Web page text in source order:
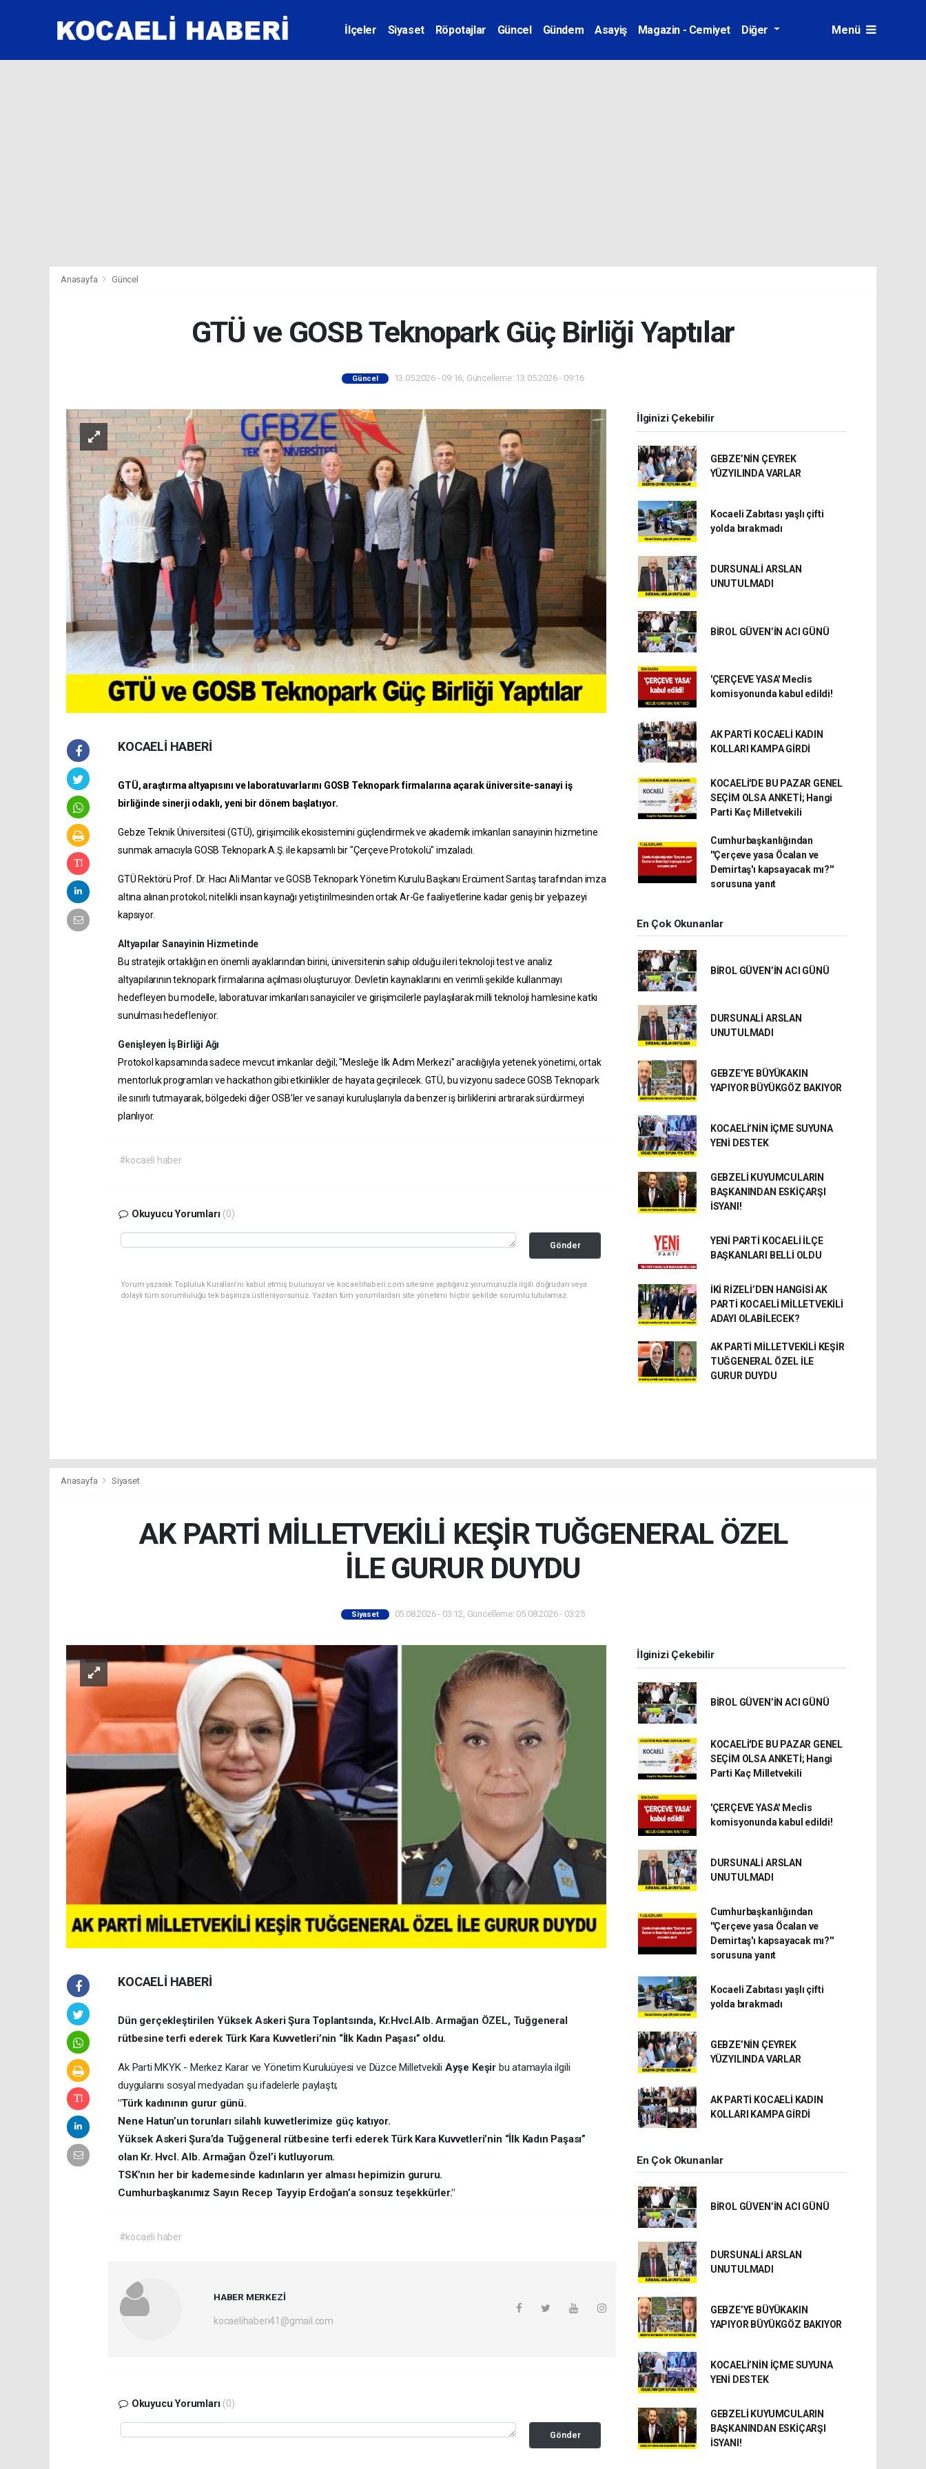
İlçeler Siyaset Röpotajlar Güncel Gündem Asayiş Magazin - Cemiyet Diğer Menü
Anasayfa Güncel
GTÜ ve GOSB Teknopark Güç Birliği Yaptılar
Güncel 13.05.2026 - 09:16, Güncelleme: 13.05.2026 - 09:16
KOCAELİ HABERİ
GTÜ, araştırma altyapısını ve laboratuvarlarını GOSB Teknopark firmalarına açarak üniversite-sanayi iş
birliğinde sinerji odaklı, yeni bir dönem başlatıyor.
Gebze Teknik Üniversitesi (GTÜ), girişimcilik ekosistemini güçlendirmek ve akademik imkanları sanayinin hizmetine
sunmak amacıyla GOSB Teknopark A.Ş. ile kapsamlı bir "Çerçeve Protokolü" imzaladı.
GTÜ Rektörü Prof. Dr. Hacı Ali Mantar ve GOSB Teknopark Yönetim Kurulu Başkanı Ercüment Sarıtaş tarafından imza
altına alınan protokol; nitelikli insan kaynağı yetiştirilmesinden ortak Ar-Ge faaliyetlerine kadar geniş bir yelpazeyi
kapsıyor.
Altyapılar Sanayinin Hizmetinde
Bu stratejik ortaklığın en önemli ayaklarından birini, üniversitenin sahip olduğu ileri teknoloji test ve analiz
altyapılarının teknopark firmalarına açılması oluşturuyor. Devletin kaynaklarını en verimli şekilde kullanmayı
hedefleyen bu modelle, laboratuvar imkanları sanayiciler ve girişimcilerle paylaşılarak milli teknoloji hamlesine katkı
sunulması hedefleniyor.
Genişleyen İş Birliği Ağı
Protokol kapsamında sadece mevcut imkanlar değil; "Mesleğe İlk Adım Merkezi" aracılığıyla yetenek yönetimi, ortak
mentorluk programları ve hackathon gibi etkinlikler de hayata geçirilecek. GTÜ, bu vizyonu sadece GOSB Teknopark
ile sınırlı tutmayarak, bölgedeki diğer OSB’ler ve sanayi kuruluşlarıyla da benzer iş birliklerini artırarak sürdürmeyi
planlıyor.
#kocaeli haber
Okuyucu Yorumları (0)
Gönder
Yorum yazarak Topluluk Kuralları’nı kabul etmiş bulunuyor ve kocaelihaberi.com sitesine yaptığınız yorumunuzla ilgili doğrudan veya
dolaylı tüm sorumluluğu tek başınıza üstleniyorsunuz. Yazılan tüm yorumlardan site yönetimi hiçbir şekilde sorumlu tutulamaz.
İlginizi Çekebilir
GEBZE’NİN ÇEYREK
YÜZYILINDA VARLAR
Kocaeli Zabıtası yaşlı çifti
yolda bırakmadı
DURSUNALİ ARSLAN
UNUTULMADI
BİROL GÜVEN’İN ACI GÜNÜ
'ÇERÇEVE YASA' Meclis
komisyonunda kabul edildi!
AK PARTİ KOCAELİ KADIN
KOLLARI KAMPA GİRDİ
KOCAELİ'DE BU PAZAR GENEL
SEÇİM OLSA ANKETİ; Hangi
Parti Kaç Milletvekili
Cumhurbaşkanlığından
''Çerçeve yasa Öcalan ve
Demirtaş'ı kapsayacak mı?''
sorusuna yanıt
En Çok Okunanlar
BİROL GÜVEN’İN ACI GÜNÜ
DURSUNALİ ARSLAN
UNUTULMADI
GEBZE’YE BÜYÜKAKIN
YAPIYOR BÜYÜKGÖZ BAKIYOR
KOCAELİ’NİN İÇME SUYUNA
YENİ DESTEK
GEBZELİ KUYUMCULARIN
BAŞKANINDAN ESKİÇARŞI
İSYANI!
YENİ PARTİ KOCAELİ İLÇE
BAŞKANLARI BELLİ OLDU
İKİ RİZELİ’DEN HANGİSİ AK
PARTİ KOCAELİ MİLLETVEKİLİ
ADAYI OLABİLECEK?
AK PARTİ MİLLETVEKİLİ KEŞİR
TUĞGENERAL ÖZEL İLE
GURUR DUYDU
Anasayfa Siyaset
AK PARTİ MİLLETVEKİLİ KEŞİR TUĞGENERAL ÖZEL
İLE GURUR DUYDU
Siyaset 05.08.2026 - 03:12, Güncelleme: 05.08.2026 - 03:25
KOCAELİ HABERİ
Dün gerçekleştirilen Yüksek Askeri Şura Toplantsında, Kr.Hvcl.Alb. Armağan ÖZEL, Tuğgeneral
rütbesine terfi ederek Türk Kara Kuvvetleri’nin “İlk Kadın Paşası” oldu.
Ak Parti MKYK - Merkez Karar ve Yönetim Kuruluüyesi ve Düzce Milletvekili Ayşe Keşir bu atamayla ilgili
duygularını sosyal medyadan şu ifadelerle paylaştı;
"Türk kadınının gurur günü.
Nene Hatun’un torunları silahlı kuvvetlerimize güç katıyor.
Yüksek Askeri Şura’da Tuğgeneral rütbesine terfi ederek Türk Kara Kuvvetleri’nin “İlk Kadın Paşası”
olan Kr. Hvcl. Alb. Armağan Özel’i kutluyorum.
TSK’nın her bir kademesinde kadınların yer alması hepimizin gururu.
Cumhurbaşkanımız Sayın Recep Tayyip Erdoğan’a sonsuz teşekkürler."
#kocaeli haber
HABER MERKEZİ
kocaelihaberi41@gmail.com
Okuyucu Yorumları (0)
Gönder
İlginizi Çekebilir
BİROL GÜVEN’İN ACI GÜNÜ
KOCAELİ'DE BU PAZAR GENEL
SEÇİM OLSA ANKETİ; Hangi
Parti Kaç Milletvekili
'ÇERÇEVE YASA' Meclis
komisyonunda kabul edildi!
DURSUNALİ ARSLAN
UNUTULMADI
Cumhurbaşkanlığından
''Çerçeve yasa Öcalan ve
Demirtaş'ı kapsayacak mı?''
sorusuna yanıt
Kocaeli Zabıtası yaşlı çifti
yolda bırakmadı
GEBZE’NİN ÇEYREK
YÜZYILINDA VARLAR
AK PARTİ KOCAELİ KADIN
KOLLARI KAMPA GİRDİ
En Çok Okunanlar
BİROL GÜVEN’İN ACI GÜNÜ
DURSUNALİ ARSLAN
UNUTULMADI
GEBZE’YE BÜYÜKAKIN
YAPIYOR BÜYÜKGÖZ BAKIYOR
KOCAELİ’NİN İÇME SUYUNA
YENİ DESTEK
GEBZELİ KUYUMCULARIN
BAŞKANINDAN ESKİÇARŞI
İSYANI!